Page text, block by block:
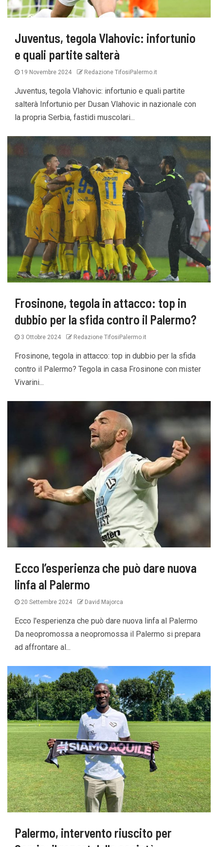
Juventus, tegola Vlahovic: infortunio
e quali partite salterà
19 Novembre 2024 Redazione TifosiPalermo.it
Juventus, tegola Vlahovic: infortunio e quali partite
salterà Infortunio per Dusan Vlahovic in nazionale con
la propria Serbia, fastidi muscolari...
Frosinone, tegola in attacco: top in
dubbio per la sfida contro il Palermo?
3 Ottobre 2024 Redazione TifosiPalermo.it
Frosinone, tegola in attacco: top in dubbio per la sfida
contro il Palermo? Tegola in casa Frosinone con mister
Vivarini...
Ecco l’esperienza che può dare nuova
linfa al Palermo
20 Settembre 2024 David Majorca
Ecco l'esperienza che può dare nuova linfa al Palermo
Da neopromossa a neopromossa il Palermo si prepara
ad affrontare al...
Palermo, intervento riuscito per